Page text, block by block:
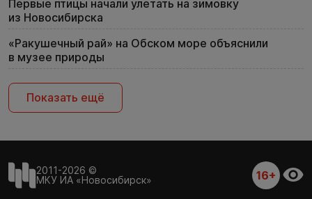
Первые птицы начали улетать на зимовку
из Новосибирска
«Ракушечный рай» на Обском море объяснили
в музее природы
Показать ещё
2011-2026 ©
МКУ ИА «Новосибирск»
16+